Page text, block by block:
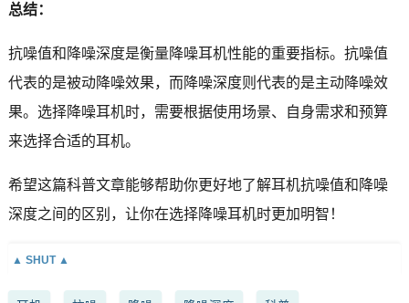
总结：
抗噪值和降噪深度是衡量降噪耳机性能的重要指标。抗噪值
代表的是被动降噪效果，而降噪深度则代表的是主动降噪效
果。选择降噪耳机时，需要根据使用场景、自身需求和预算
来选择合适的耳机。
希望这篇科普文章能够帮助你更好地了解耳机抗噪值和降噪
深度之间的区别，让你在选择降噪耳机时更加明智！